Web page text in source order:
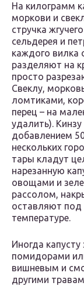
На килограмм
моркови и
стручка
сельдерея и
каждого вилка
разделяют на
просто
Свеклу,
ломтиками,
перец – на
удалить).
добавлением
нескольких
тары кладут
нарезанную
овощами и
рассолом,
оставляют под
температуре.
Иногда
помидорами
вишневым и
другими